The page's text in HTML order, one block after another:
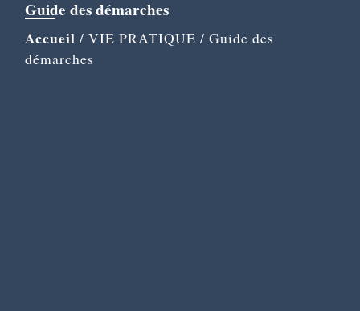
Guide des démarches
Accueil / VIE PRATIQUE / Guide des
démarches